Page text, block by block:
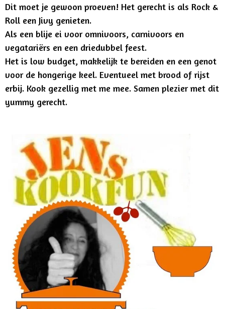
Dit moet je gewoon proeven! Het gerecht is als Rock &
Roll een Jivy genieten.
Als een blije ei voor omnivoors, carnivoors en
vegatariërs en een driedubbel feest.
Het is low budget, makkelijk te bereiden en een genot
voor de hongerige keel. Eventueel met brood of rijst
erbij. Kook gezellig met me mee. Samen plezier met dit
yummy gerecht.